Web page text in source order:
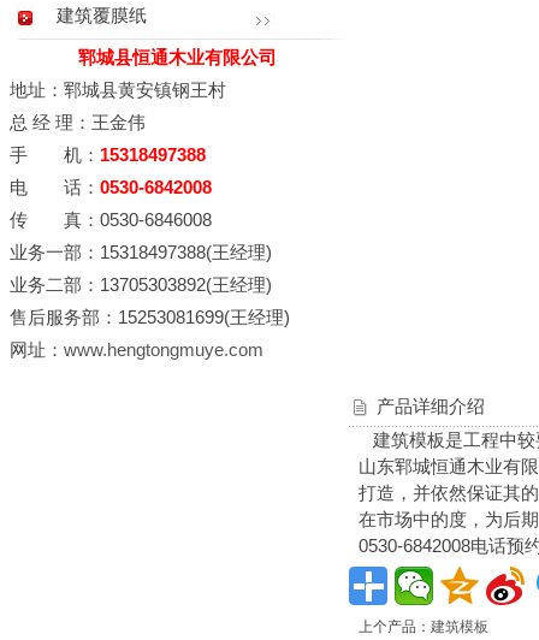
建筑覆膜纸
郓城县恒通木业有限公司
地址：郓城县黄安镇钢王村
总 经 理：王金伟
手 机： 15318497388
电 话： 0530-6842008
传 真：0530-6846008
业务一部：15318497388(王经理)
业务二部：13705303892(王经理)
售后服务部：15253081699(王经理)
网址： www.hengtongmuye.com
产品详细介绍
建筑模板是工程中较
山东郓城恒通木业有
打造，并依然保证其
在市场中的度，为后
0530-6842008电话预
上个产品： 建筑模板